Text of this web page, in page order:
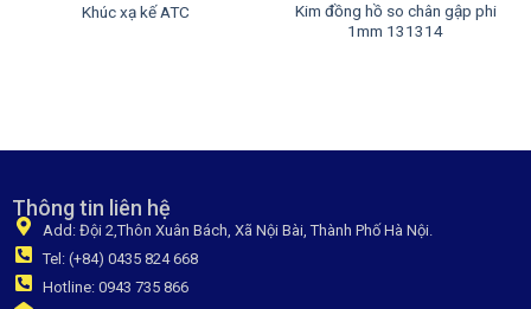
Khúc xạ kế ATC
Kim đồng hồ so chân gập phi
1mm 131314
Thông tin liên hệ
Add: Đội 2,Thôn Xuân Bách, Xã Nội Bài, Thành Phố Hà Nội.
Tel: (+84) 0435 824 668
Hotline: 0943 735 866